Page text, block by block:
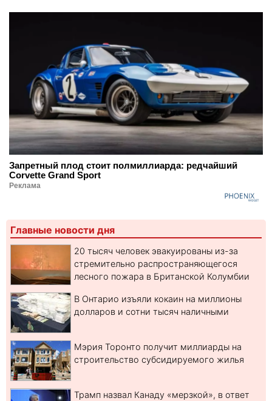
Запретный плод стоит полмиллиарда: редчайший
Corvette Grand Sport
Реклама
Главные новости дня
20 тысяч человек эвакуированы из-за
стремительно распространяющегося
лесного пожара в Британской Колумбии
В Онтарио изъяли кокаин на миллионы
долларов и сотни тысяч наличными
Мэрия Торонто получит миллиарды на
строительство субсидируемого жилья
Трамп назвал Канаду «мерзкой», в ответ